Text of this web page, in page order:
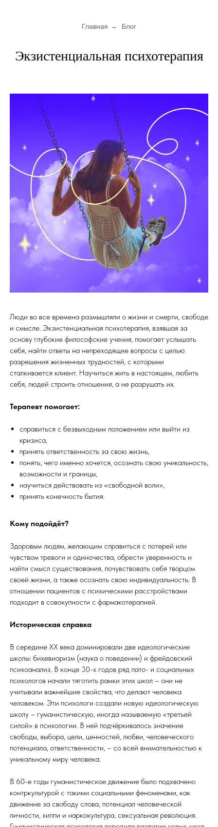
Главная → Блог
Экзистенциальная психотерапия
Люди во все времена размышляли о жизни и смерти, свободе
и смысле. Экзистенциальная психотерапия, взявшая за
основу глубокие философские учения, помогает услышать
себя, найти ответы на непреходящие вопросы с целью
разрешения жизненных трудностей, с которыми
сталкивается клиент. Научиться жить в настоящем, любить
себя, людей строить отношения, а не разрушать их.
Терапевт помогает:
справиться с безвыходным положением или выйти из
кризиса,
принять ответственность за свою жизнь,
понять, чего именно хочется, осознать свою уникальность,
возможности и границы,
научиться действовать из «свободной воли»,
принять конечность бытия.
Кому подойдёт?
Здоровым людям, желающим справиться с потерей или
чувством тревоги и одиночества, обрести уверенность и
найти смысл существования, почувствовать себя творцом
своей жизни, а также осознать свою индивидуальность. В
отношении пациентов с психическими расстройствами
подходит в совокупности с фармакотерапией.
Историческая справка
В середине ХХ века доминировали две идеологические
школы: бихевиоризм (наука о поведении) и фрейдовский
психоанализ. В конце 30-х годов ряд пато- и социальных
психологов начали тяготить рамки этих школ – они не
учитывали важнейшие свойства, что делают человека
человеком. Эти психологи создали новую идеологическую
школу – гуманистическую, иногда называемую «третьей
силой» в психологии. В ней подчёркивалось значение
свободы, выбора, цели, ценностей, любви, человеческого
потенциала, ответственности, – со всей внимательностью к
уникальному миру человека.
В 60-е годы гуманистическое движение было подхвачено
контркультурой с такими социальными феноменами, как
движение за свободу слова, потенциал человеческой
личности, хиппи и наркокультура, сексуальная революция.